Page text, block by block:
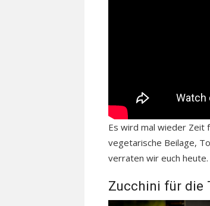
Es wird mal wieder Zeit
vegetarische Beilage,
verraten wir euch heute.
Zucchini für die